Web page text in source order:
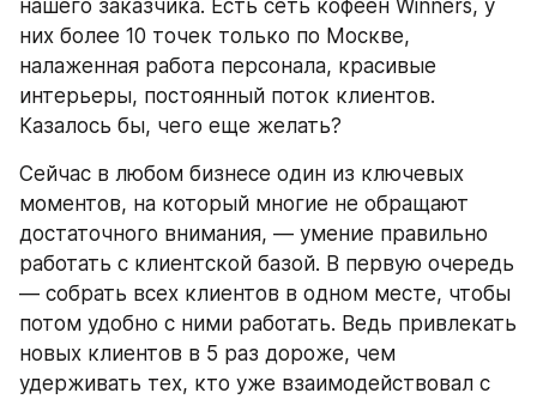
нашего заказчика. Есть сеть кофеен Winners, у
них более 10 точек только по Москве,
налаженная работа персонала, красивые
интерьеры, постоянный поток клиентов.
Казалось бы, чего еще желать?
Сейчас в любом бизнесе один из ключевых
моментов, на который многие не обращают
достаточного внимания, — умение правильно
работать с клиентской базой. В первую очередь
— собрать всех клиентов в одном месте, чтобы
потом удобно с ними работать. Ведь привлекать
новых клиентов в 5 раз дороже, чем
удерживать тех, кто уже взаимодействовал с